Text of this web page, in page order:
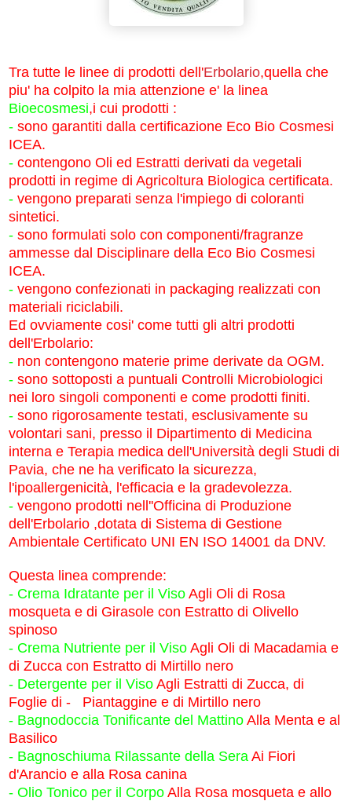
Tra tutte le linee di prodotti dell'Erbolario,quella che
piu' ha colpito la mia attenzione e' la linea
Bioecosmesi,i cui prodotti :
- sono garantiti dalla certificazione Eco Bio Cosmesi
ICEA.
- contengono Oli ed Estratti derivati da vegetali
prodotti in regime di Agricoltura Biologica certificata.
- vengono preparati senza l'impiego di coloranti
sintetici.
- sono formulati solo con componenti/fragranze
ammesse dal Disciplinare della Eco Bio Cosmesi
ICEA.
- vengono confezionati in packaging realizzati con
materiali riciclabili.
Ed ovviamente cosi' come tutti gli altri prodotti
dell'Erbolario:
- non contengono materie prime derivate da OGM.
- sono sottoposti a puntuali Controlli Microbiologici
nei loro singoli componenti e come prodotti finiti.
- sono rigorosamente testati, esclusivamente su
volontari sani, presso il Dipartimento di Medicina
interna e Terapia medica dell'Università degli Studi di
Pavia, che ne ha verificato la sicurezza,
l'ipoallergenicità, l'efficacia e la gradevolezza.
- vengono prodotti nell''Officina di Produzione
dell'Erbolario ,dotata di Sistema di Gestione
Ambientale Certificato UNI EN ISO 14001 da DNV.
Questa linea comprende:
- Crema Idratante per il Viso Agli Oli di Rosa
mosqueta e di Girasole con Estratto di Olivello
spinoso
- Crema Nutriente per il Viso Agli Oli di Macadamia e
di Zucca con Estratto di Mirtillo nero
- Detergente per il Viso Agli Estratti di Zucca, di
Foglie di - Piantaggine e di Mirtillo nero
- Bagnodoccia Tonificante del Mattino Alla Menta e al
Basilico
- Bagnoschiuma Rilassante della Sera Ai Fiori
d'Arancio e alla Rosa canina
- Olio Tonico per il Corpo Alla Rosa mosqueta e allo